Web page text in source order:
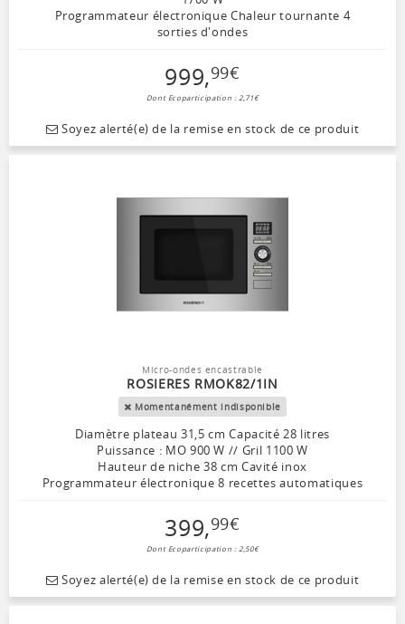
Programmateur électronique Chaleur tournante 4
sorties d'ondes
999,99€
Dont Ecoparticipation : 2,71€
Soyez alerté(e) de la remise en stock de ce produit
Micro-ondes encastrable
ROSIERES RMOK82/1IN
Momentanément indisponible
Diamètre plateau 31,5 cm Capacité 28 litres
Puissance : MO 900 W // Gril 1100 W
Hauteur de niche 38 cm Cavité inox
Programmateur électronique 8 recettes automatiques
399,99€
Dont Ecoparticipation : 2,50€
Soyez alerté(e) de la remise en stock de ce produit